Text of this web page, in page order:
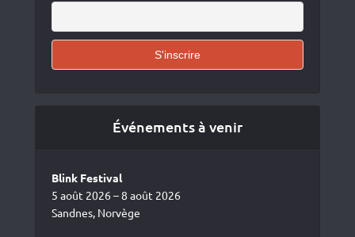
Événements à venir
Blink Festival
5 août 2026 – 8 août 2026
Sandnes, Norvège